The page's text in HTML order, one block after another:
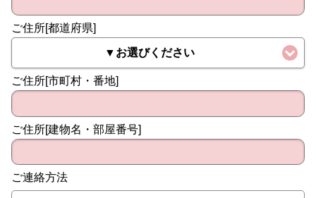
ご住所[都道府県]
▼お選びください
ご住所[市町村・番地]
ご住所[建物名・部屋番号]
ご連絡方法